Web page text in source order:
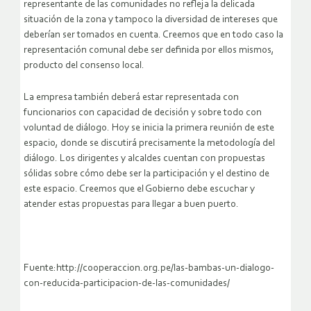
representante de las comunidades no refleja la delicada
situación de la zona y tampoco la diversidad de intereses que
deberían ser tomados en cuenta. Creemos que en todo caso la
representación comunal debe ser definida por ellos mismos,
producto del consenso local.
La empresa también deberá estar representada con
funcionarios con capacidad de decisión y sobre todo con
voluntad de diálogo. Hoy se inicia la primera reunión de este
espacio, donde se discutirá precisamente la metodología del
diálogo. Los dirigentes y alcaldes cuentan con propuestas
sólidas sobre cómo debe ser la participación y el destino de
este espacio. Creemos que el Gobierno debe escuchar y
atender estas propuestas para llegar a buen puerto.
Fuente:http://cooperaccion.org.pe/las-bambas-un-dialogo-
con-reducida-participacion-de-las-comunidades/